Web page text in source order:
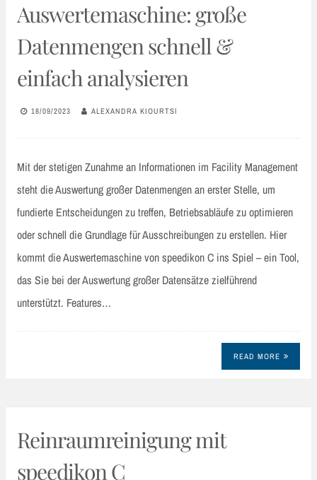
Auswertemaschine: große
Datenmengen schnell &
einfach analysieren
18/09/2023 ALEXANDRA KIOURTSI
Mit der stetigen Zunahme an Informationen im Facility Management
steht die Auswertung großer Datenmengen an erster Stelle, um
fundierte Entscheidungen zu treffen, Betriebsabläufe zu optimieren
oder schnell die Grundlage für Ausschreibungen zu erstellen. Hier
kommt die Auswertemaschine von speedikon C ins Spiel – ein Tool,
das Sie bei der Auswertung großer Datensätze zielführend
unterstützt. Features…
READ MORE
Reinraumreinigung mit
speedikon C